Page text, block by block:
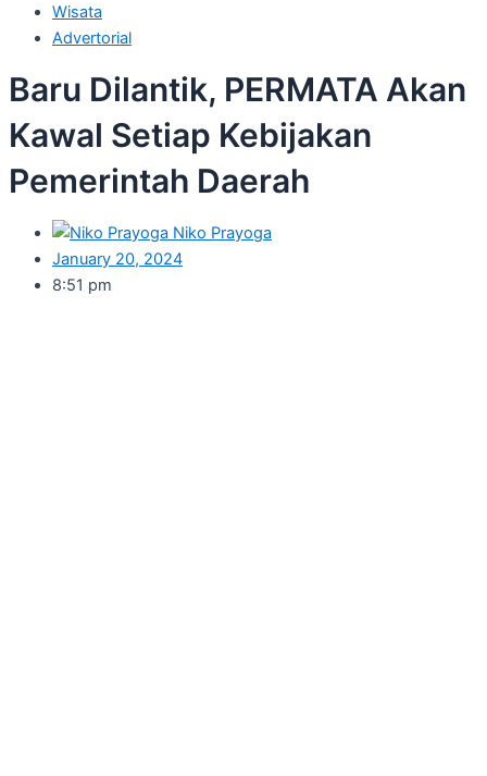
Wisata
Advertorial
Baru Dilantik, PERMATA Akan
Kawal Setiap Kebijakan
Pemerintah Daerah
Niko Prayoga
January 20, 2024
8:51 pm